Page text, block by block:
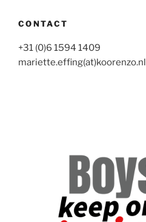
CONTACT
+31 (0)6 1594 1409
mariette.effing(at)koorenzo.nl